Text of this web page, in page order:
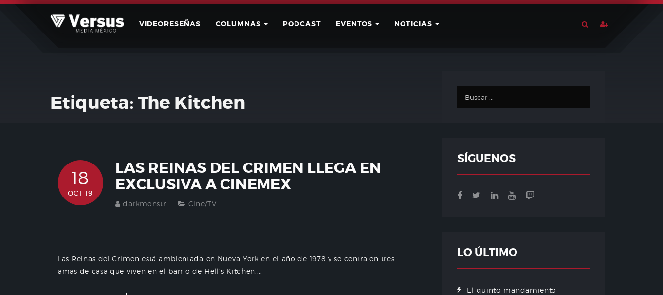
Skip
VIDEORESEÑAS COLUMNAS PODCAST EVENTOS NOTICIAS
Etiqueta:The Kitchen
18
OCT 19
LAS REINAS DEL CRIMEN LLEGA EN
EXCLUSIVA A CINEMEX
darkmonstr Cine/TV
Las Reinas del Crimen está ambientada en Nueva York en el año de 1978 y se centra en tres
amas de casa que viven en el barrio de Hell’s Kitchen....
SÍGUENOS
LO ÚLTIMO
El quinto mandamiento